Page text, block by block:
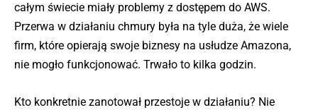
całym świecie miały problemy z dostępem do AWS.
Przerwa w działaniu chmury była na tyle duża, że wiele
firm, które opierają swoje biznesy na usłudze Amazona,
nie mogło funkcjonować. Trwało to kilka godzin.
Kto konkretnie zanotował przestoje w działaniu? Nie